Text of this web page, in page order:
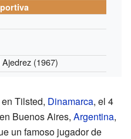
(1967)
Tilsted, Dinamarca, el 4
Buenos Aires, Argentina,
un famoso jugador de